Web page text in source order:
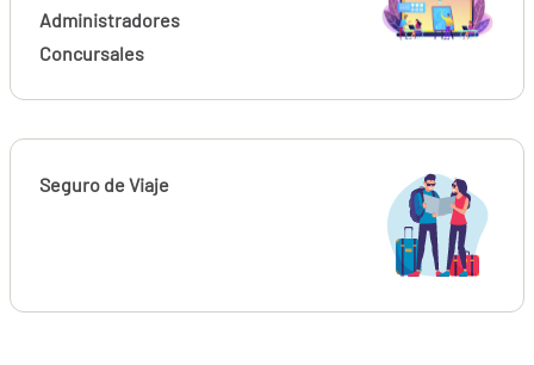
Administradores
Concursales
Seguro de Viaje